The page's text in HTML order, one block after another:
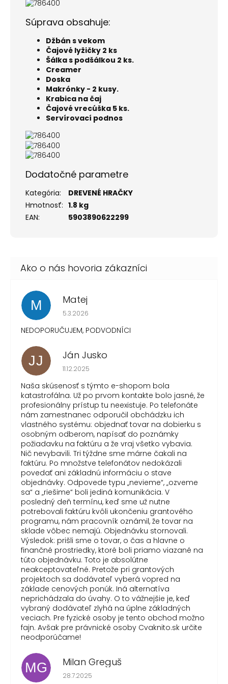
Súprava obsahuje:
Džbán s vekom
Čajové lyžičky 2 ks
Šálka s podšálkou 2 ks.
Creamer
Doska
Makrónky - 2 kusy.
Krabica na čaj
Čajové vrecúška 5 ks.
Servírovací podnos
Dodatočné parametre
Kategória:
DREVENÉ HRAČKY
Hmotnosť: 1.8 kg
EAN: 5903890622299
M Matej
Hodnotenie obchodu je 1 z 5 hviezdičiek.
5.3.2026
NEDOPORUČUJEM, PODVODNÍCI
JJ Ján Jusko
Hodnotenie obchodu je 1 z 5 hviezdičiek.
11.12.2025
Naša skúsenosť s týmto e-shopom bola
katastrofálna. Už po prvom kontakte bolo jasné, že
profesionálny prístup tu neexistuje. Po telefonáte
nám zamestnanec odporučil obchádzku ich
vlastného systému: objednať tovar na dobierku s
osobným odberom, napísať do poznámky
požiadavku na faktúru a že vraj všetko vybavia.
Nič nevybavili. Tri týždne sme márne čakali na
faktúru. Po množstve telefonátov nedokázali
povedať ani základnú informáciu o stave
objednávky. Odpovede typu „nevieme“, „ozveme
sa“ a „riešime“ boli jediná komunikácia. V
posledný deň termínu, keď sme už nutne
potrebovali faktúru kvôli ukončeniu grantového
programu, nám pracovník oznámil, že tovar na
sklade vôbec nemajú. Objednávku stornovali.
Výsledok: prišli sme o tovar, o čas a hlavne o
finančné prostriedky, ktoré boli priamo viazané na
túto objednávku. Toto je absolútne
neakceptovateľné. Pretože pri grantových
projektoch sa dodávateľ vyberá vopred na
základe cenových ponúk. Iná alternatíva
neprichádzala do úvahy. O to vážnejšie je, keď
vybraný dodávateľ zlyhá na úplne základných
veciach. Pre fyzické osoby je tento obchod možno
fajn. Avšak pre právnické osoby Cvaknito.sk určite
neodporúčame!
MG Milan Greguš
Hodnotenie obchodu je 5 z 5 hviezdičiek.
28.7.2025